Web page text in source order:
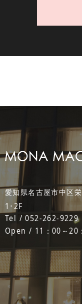
愛知県名古屋市中区
1･2F
Tel / 052-262-9229
Open / 11：00～20